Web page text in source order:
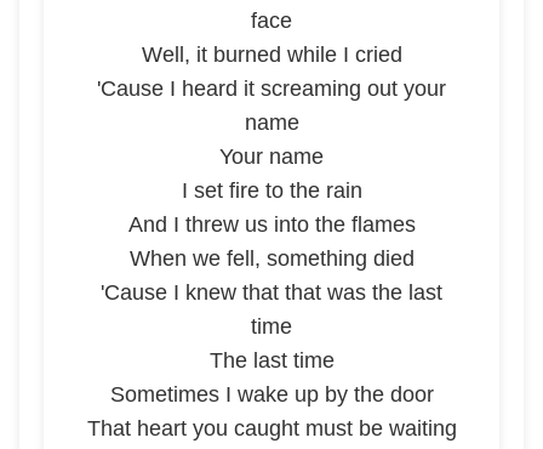
face
Well, it burned while I cried
'Cause I heard it screaming out your
name
Your name
I set fire to the rain
And I threw us into the flames
When we fell, something died
'Cause I knew that that was the last
time
The last time
Sometimes I wake up by the door
That heart you caught must be waiting